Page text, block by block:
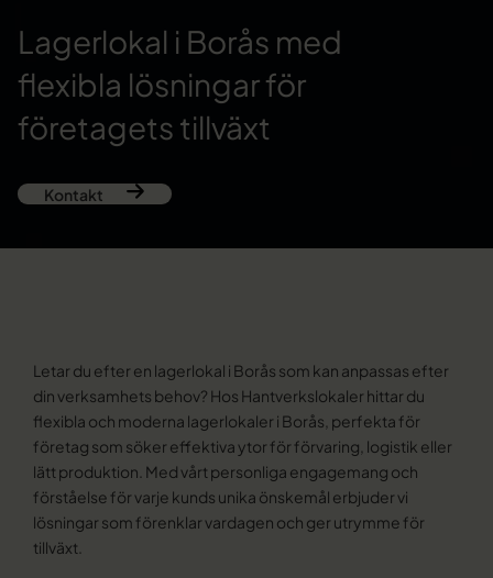
Lagerlokal i Borås med
flexibla lösningar för
företagets tillväxt
Kontakt
Letar du efter en lagerlokal i Borås som kan anpassas efter
din verksamhets behov? Hos Hantverkslokaler hittar du
flexibla och moderna lagerlokaler i Borås, perfekta för
företag som söker effektiva ytor för förvaring, logistik eller
lätt produktion. Med vårt personliga engagemang och
förståelse för varje kunds unika önskemål erbjuder vi
lösningar som förenklar vardagen och ger utrymme för
tillväxt.